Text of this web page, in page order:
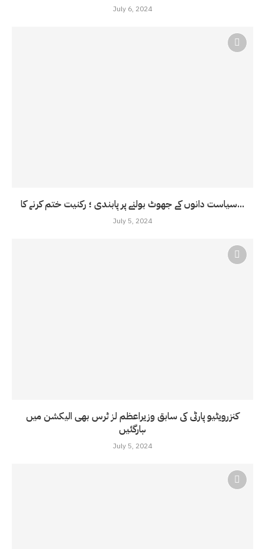
July 6, 2024
سیاست دانوں کے جھوٹ بولنے پر پابندی ؛ رکنیت ختم کرنے کا...
July 5, 2024
کنزرویٹیو پارٹی کی سابق وزیراعظم لز ٹرس بھی الیکشن میں
ہارگئیں
July 5, 2024